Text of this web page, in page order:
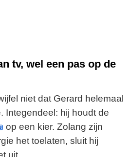
tv, wel een pas op de
niet dat Gerard helemaal
Integendeel: hij houdt de
op een kier. Zolang zijn
het toelaten, sluit hij
uit.